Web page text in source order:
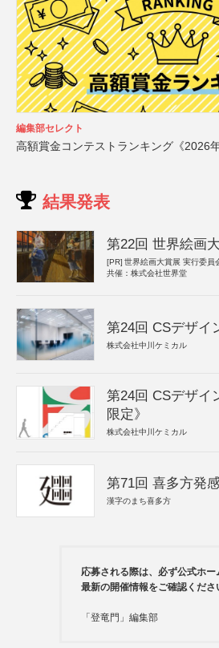
編集部セレクト
高額賞金コンテストランキング《2026年
結果発表
第22回 世界絵画
[PR] 世界絵画大賞展 実行委員
共催：株式会社世界堂
第24回 CSデザイ
株式会社中川ケミカル
第24回 CSデザイ
限定》
株式会社中川ケミカル
第71回 喜多方発
漢字のまち喜多方
応募される際は、必ず公式ホー
最新の開催情報をご確認くださ
「登竜門」編集部